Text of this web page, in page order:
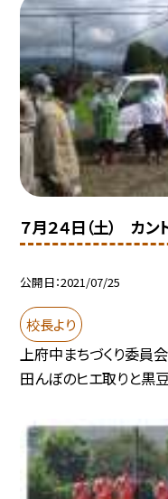
７月２４日（土） カ
公開日 2021/07/25
校長より
上府中まちづくり委員
田んぼのヒエ取りと黒